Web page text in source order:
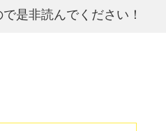
是非読んでください！